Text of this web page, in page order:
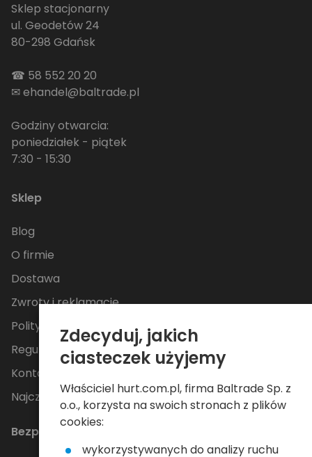
Sklep stacjonarny
ul. Geodetów 24
80-298 Gdańsk
☎ 58 552 20 20
✉ehandel@baltrade.pl
Godziny otwarcia:
poniedziałek - piątek
7:30 - 15:30
Sklep
Blog
O firmie
Dostawa
Zwroty i reklamacje
Polityka Prywatności
Regulamin
Kontakt
Najczęściej zadawane pytania
Bezpieczne płatności
Zdecyduj, jakich
ciasteczek użyjemy
Właściciel hurt.com.pl, firma Baltrade Sp. z
o.o., korzysta na swoich stronach z plików
cookies:
wykorzystywanych do analizy ruchu